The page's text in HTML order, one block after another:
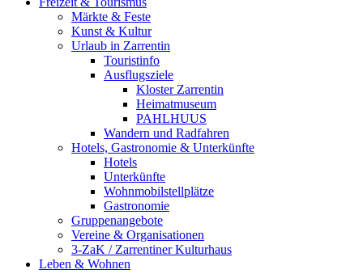
Märkte & Feste
Kunst & Kultur
Urlaub in Zarrentin
Touristinfo
Ausflugsziele
Kloster Zarrentin
Heimatmuseum
PAHLHUUS
Wandern und Radfahren
Hotels, Gastronomie & Unterkünfte
Hotels
Unterkünfte
Wohnmobilstellplätze
Gastronomie
Gruppenangebote
Vereine & Organisationen
3-ZaK / Zarrentiner Kulturhaus
Leben & Wohnen